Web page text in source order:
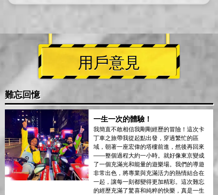
用戶意見
難忘回憶
一生一次的體驗！
我簡直不敢相信我剛剛經歷的冒險！這次卡
丁車之旅帶我從起點出發，穿過繁忙的區
域，朝著一座宏偉的塔樓前進，然後再回來
——整個過程大約一小時。就好像東京變成
了一個充滿光和能量的遊樂場。我們的導遊
非常出色，將專業與充滿活力的熱情結合在
一起，讓每一刻都變得更加精彩。這次難忘
的經歷充滿了驚喜和純粹的快樂，真是一生